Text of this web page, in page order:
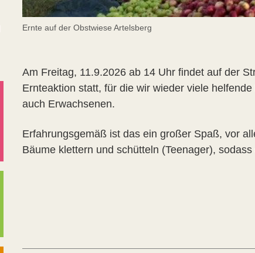
Ernte auf der Obstwiese Artelsberg
Am Freitag, 11.9.2026 ab 14 Uhr findet auf der
Ernteaktion statt, für die wir wieder viele
auch Erwachsenen.
Erfahrungsgemäß ist das ein großer Spaß, vor
Bäume klettern und schütteln (Teenager),